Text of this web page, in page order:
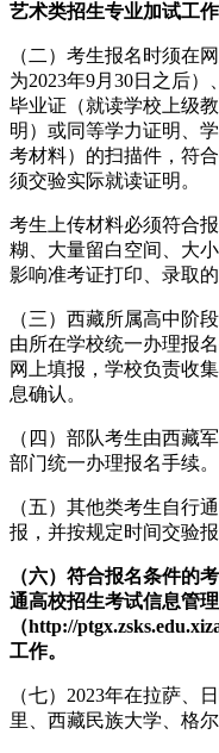
艺术类招生专业加试工
（二）考生报名时须在
为2023年9月30日之后
毕业证（就读学校上级
明）或同等学力证明、
考材料）的扫描件，符
须交验实际就读证明。
考生上传材料必须符合
糊、大量留白空间、大
影响准考证打印、录取
（三）西藏所属高中阶
由所在学校统一办理报
网上填报，学校负责收
息确认。
（四）部队考生由西藏
部门统一办理报名手续。
（五）其他类考生自行
报，并按规定时间交验
（六）符合报名条件的
通高校招生考试信息管
（http://
工作。
（七）2023年在拉萨、
里、西藏民族大学、格